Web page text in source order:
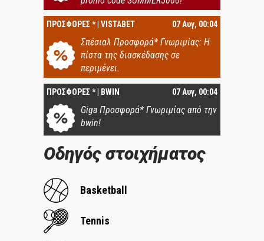
ΠΡΟΣΦΟΡΕΣ * | VISTABET 07 Αυγ, 00:04
Σπέσιαλ Προσφορά* Γνωριμίας: Η
πίστα της διασκέδασης σε
περιμένει.
ΠΡΟΣΦΟΡΕΣ * | BWIN 07 Αυγ, 00:04
Giga Προσφορά* Γνωριμίας από την
bwin!
Οδηγός στοιχήματος
Basketball
Tennis